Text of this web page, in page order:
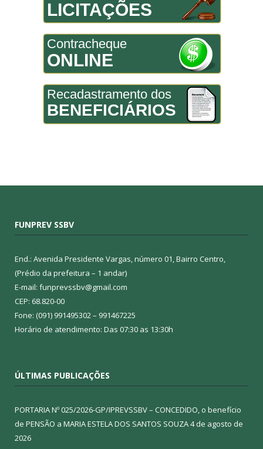
LICITAÇÕES
Contracheque
ONLINE
Recadastramento dos
BENEFICIÁRIOS
FUNPREV SSBV
End.: Avenida Presidente Vargas, número 01, Bairro Centro,
(Prédio da prefeitura – 1 andar)
E-mail: funprevssbv@gmail.com
CEP: 68.820-00
Fone: (091) 991495302 – 991467225
Horário de atendimento: Das 07:30 as 13:30h
ÚLTIMAS PUBLICAÇÕES
PORTARIA Nº 025/2026-GP/IPREVSSBV – CONCEDIDO, o benefício
de PENSÃO a MARIA ESTELA DOS SANTOS SOUZA4 de agosto de
2026